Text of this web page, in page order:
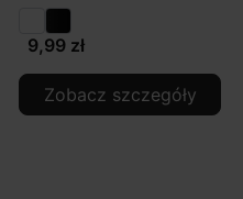
9,99 zł
Zobacz szczegóły